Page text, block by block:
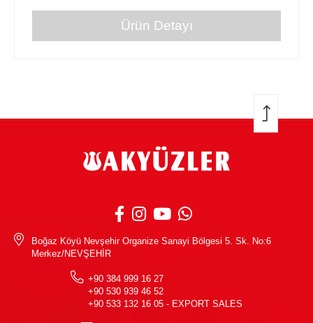
Ürün Detayı
Boğaz Köyü Nevşehir Organize Sanayi Bölgesi 5. Sk. No:6
Merkez/NEVŞEHİR
+90 384 999 16 27
+90 530 939 46 52
+90 533 132 16 05 - EXPORT SALES